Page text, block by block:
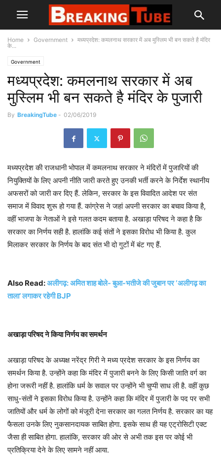
Home Government
मध्यप्रदेश: कमलनाथ सरकार में अब मुस्लिम भी बन सकते है मंदिर
के...
Government
मध्यप्रदेश: कमलनाथ सरकार में अब
मुस्लिम भी बन सकते है मंदिर के पुजारी
By BreakingTube - 02/06/2019
मध्यप्रदेश की राजधानी भोपाल में कमलनाथ सरकार ने मंदिरों में पुजारियों की
नियुक्तियों के लिए अपनी नीति जारी करते हुए उनकी भर्ती करने के निर्देश स्थानीय
अफसरों को जारी कर दिए हैं. लेकिन, सरकार के इस विवादित आदेश पर संत
समाज में विवाद शुरू हो गया हैं. कांग्रेस ने जहां अपनी सरकार का बचाव किया है,
वहीं भाजपा के नेताओं ने इसे गलत कदम बताया है. अखाड़ा परिषद ने कहा है कि
सरकार का निर्णय सही है. हालांकि कई संतों ने इसका विरोध भी किया है. कुल
मिलाकर सरकार के निर्णय के बाद संत भी दो गुटों में बंट गए हैं.
Also Read:अलीगढ़: अमित शाह बोले- बुआ-भतीजे की जुबान पर ‘अलीगढ़ का
ताला’ लगाकर रहेगी BJP
अखाड़ापरिषदनेकियानिर्णयकासमर्थन
अखाड़ा परिषद के अध्यक्ष नरेंद्र गिरी ने मध्य प्रदेश सरकार के इस निर्णय का
समर्थन किया है. उन्होंने कहा कि मंदिर में पुजारी बनने के लिए किसी जाति वर्ग का
होना जरूरी नहीं है. हालांकि धर्म के सवाल पर उन्होंने भी चुप्पी साध ली है. वहीं कुछ
साधु-संतों ने इसका विरोध किया है. उन्होंने कहा कि मंदिर में पुजारी के पद पर सभी
जातियों और धर्म के लोगों को मंजूरी देना सरकार का गलत निर्णय है. सरकार का यह
फैसला उनके लिए नुकसानदायक साबित होगा. इसके साथ ही यह एट्रोसिटी एक्ट
जैसा ही साबित होगा. हालांकि, सरकार की ओर से अभी तक इस पर कोई भी
प्रतिक्रिया देने के लिए सामने नहीं आया.